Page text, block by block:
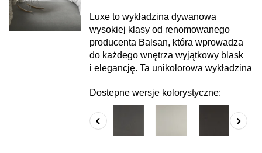
Luxe to wykładzina dywanowa
wysokiej klasy od renomowanego
producenta Balsan, która wprowadza
do każdego wnętrza wyjątkowy blask
i elegancję. Ta unikolorowa wykładzina
Dostepne wersje kolorystyczne: